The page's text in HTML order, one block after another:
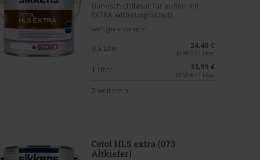
Dünnschichtlasur für außen mit
EXTRA Witterungsschutz.
Verfügbare Varianten
0,5 Liter 24,49 €
48,98 € / 1 Liter
1 Liter 33,99 €
33,99 € / 1 Liter
2 weitere
Cetol HLS extra (073
Altkiefer)